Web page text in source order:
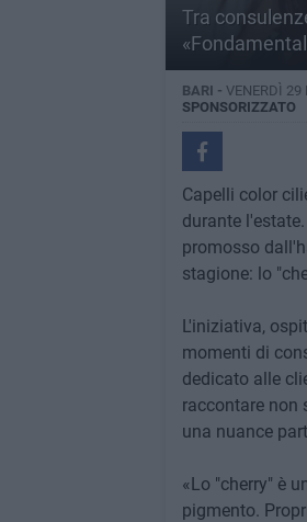
Tra
BARI - VENERDÌ 29
SPONSORIZZATO
Capelli color
durante
promosso
stagione: lo
L'iniziativa,
momenti di
dedicato alle
raccontare non
una nuance
«Lo "cherry" è
pigmento.